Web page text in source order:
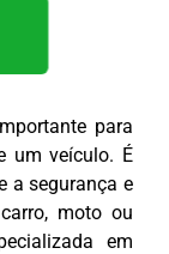
para
um veículo. É
a segurança e
moto ou
em